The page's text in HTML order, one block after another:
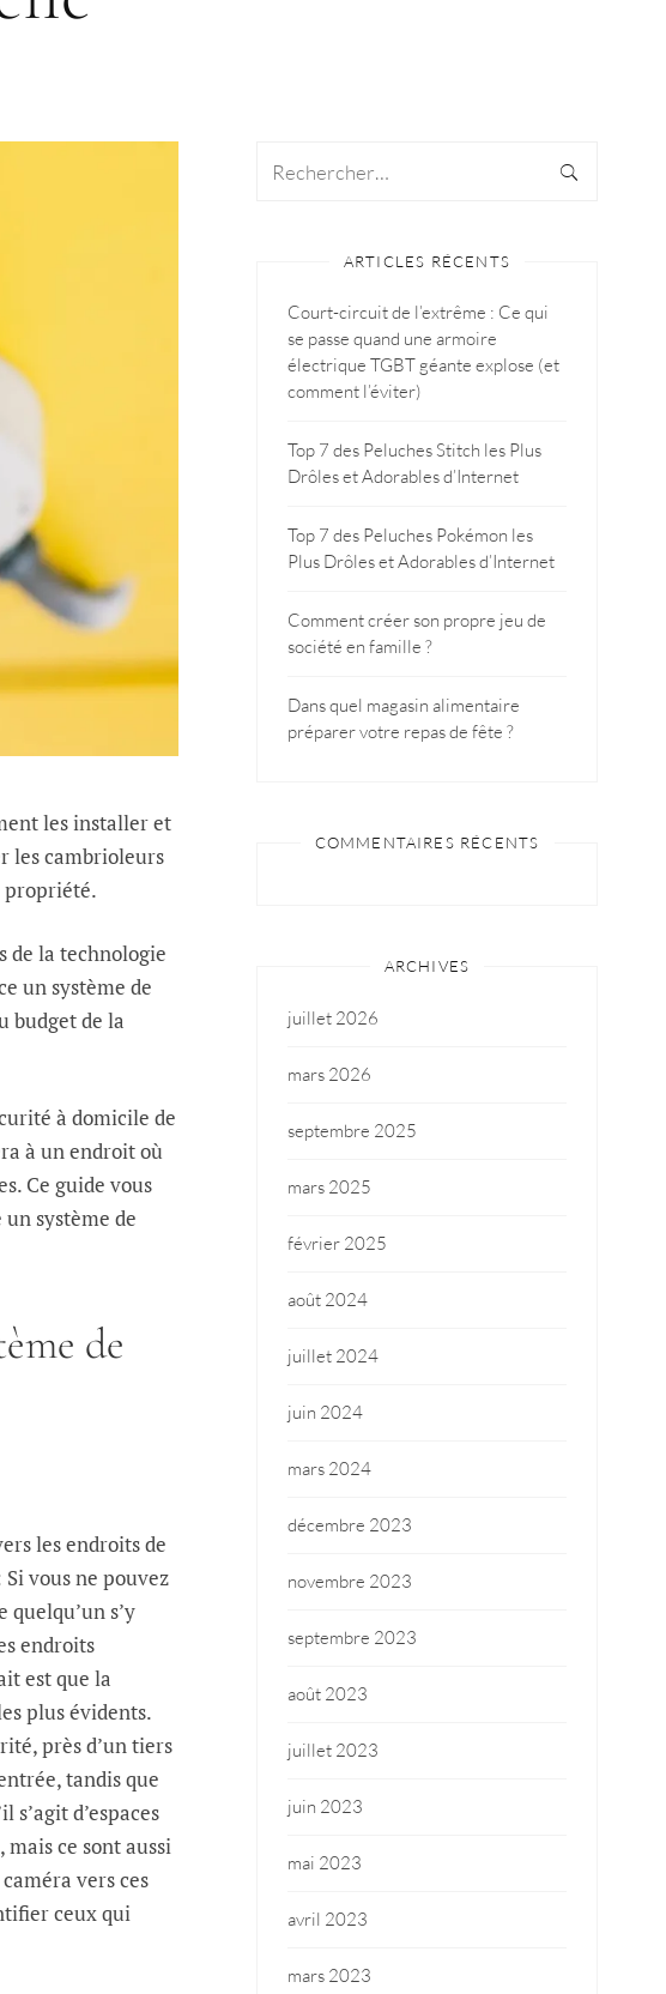
les installer et
les cambrioleurs
propriété.
de la technologie
un système de
budget de la
à domicile de
à un endroit où
Ce guide vous
système de
de
les endroits de
vous ne pouvez
s’y
endroits
est que la
plus évidents.
près d’un tiers
tandis que
d’espaces
ce sont aussi
vers ces
ceux qui
ARTICLES RÉCENTS
Court-circuit de l’extrême : Ce qui
se passe quand une armoire
électrique TGBT géante explose (et
comment l’éviter)
Top 7 des Peluches Stitch les Plus
Drôles et Adorables d’Internet
Top 7 des Peluches Pokémon les
Plus Drôles et Adorables d’Internet
Comment créer son propre jeu de
société en famille ?
Dans quel magasin alimentaire
préparer votre repas de fête ?
COMMENTAIRES RÉCENTS
ARCHIVES
juillet 2026
mars 2026
septembre 2025
mars 2025
février 2025
août 2024
juillet 2024
juin 2024
mars 2024
décembre 2023
novembre 2023
septembre 2023
août 2023
juillet 2023
juin 2023
mai 2023
avril 2023
mars 2023